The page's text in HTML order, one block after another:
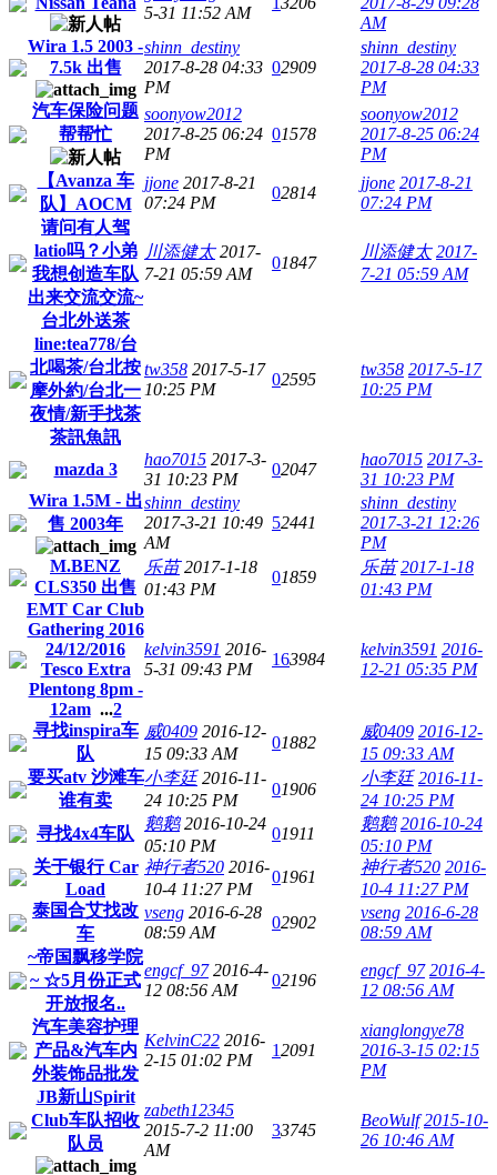
5-31 11:52 AM
AM
Wira 1.5 2003 -
7.5k 出售
shinn_destiny
2017-8-28 04:33
PM
02909
shinn_destiny
2017-8-28 04:33
PM
汽车保险问题
帮帮忙
soonyow2012
2017-8-25 06:24
PM
01578
soonyow2012
2017-8-25 06:24
PM
【Avanza 车
队】AOCM
jjone 2017-8-21
07:24 PM
02814
jjone 2017-8-21
07:24 PM
请问有人驾
latio吗？小弟
我想创造车队
出来交流交流~
川添健太 2017-
7-21 05:59 AM
01847
川添健太 2017-
7-21 05:59 AM
台北外送茶
line:tea778/台
北喝茶/台北按
摩外約/台北一
夜情/新手找茶
茶訊魚訊
tw358 2017-5-17
10:25 PM
02595
tw358 2017-5-17
10:25 PM
mazda 3
hao7015 2017-3-
31 10:23 PM
02047
hao7015 2017-3-
31 10:23 PM
Wira 1.5M - 出
售 2003年
shinn_destiny
2017-3-21 10:49
AM
52441
shinn_destiny
2017-3-21 12:26
PM
M.BENZ
CLS350 出售
乐苗 2017-1-18
01:43 PM
01859
乐苗 2017-1-18
01:43 PM
EMT Car Club
Gathering 2016
24/12/2016
Tesco Extra
Plentong 8pm -
12am ...2
kelvin3591 2016-
5-31 09:43 PM
163984
kelvin3591 2016-
12-21 05:35 PM
寻找inspira车
队
威0409 2016-12-
15 09:33 AM
01882
威0409 2016-12-
15 09:33 AM
要买atv 沙滩车
谁有卖
小李廷 2016-11-
24 10:25 PM
01906
小李廷 2016-11-
24 10:25 PM
寻找4x4车队
鹅鹅 2016-10-24
05:10 PM
01911
鹅鹅 2016-10-24
05:10 PM
关于银行 Car
Load
神行者520 2016-
10-4 11:27 PM
01961
神行者520 2016-
10-4 11:27 PM
泰国合艾找改
车
vseng 2016-6-28
08:59 AM
02902
vseng 2016-6-28
08:59 AM
~帝国飘移学院
~ ☆5月份正式
开放报名..
engcf_97 2016-4-
12 08:56 AM
02196
engcf_97 2016-4-
12 08:56 AM
汽车美容护理
产品&汽车内
外装饰品批发
KelvinC22 2016-
2-15 01:02 PM
12091
xianglongye78
2016-3-15 02:15
PM
JB新山Spirit
Club车队招收
队员
zabeth12345
2015-7-2 11:00
AM
33745
BeoWulf 2015-10-
26 10:46 AM